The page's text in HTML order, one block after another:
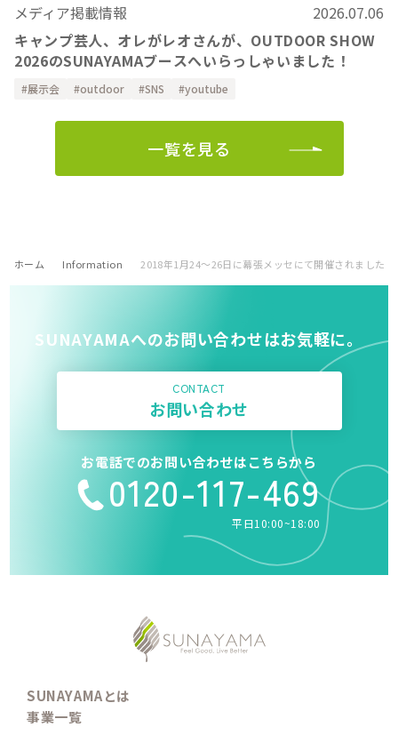
メディア掲載情報
2026.07.06
キャンプ芸人、オレがレオさんが、OUTDOOR SHOW
2026のSUNAYAMAブースへいらっしゃいました！
展示会 outdoor SNS youtube
一覧を見る
ホーム Information 2018年1月24～26日に幕張メッセにて開催されました
SUNAYAMAへのお問い合わせはお気軽に。
CONTACT
お問い合わせ
お電話でのお問い合わせはこちらから
0120-117-469
平日10:00~18:00
SUNAYAMAとは
事業一覧